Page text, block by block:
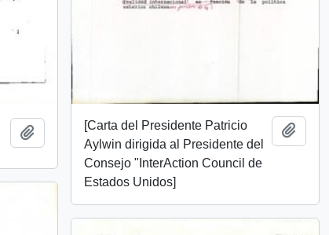
Añadir al portapapeles
[Carta del Presidente Patricio
Aylwin dirigida al Presidente del
Consejo "InterAction Council de
Estados Unidos]